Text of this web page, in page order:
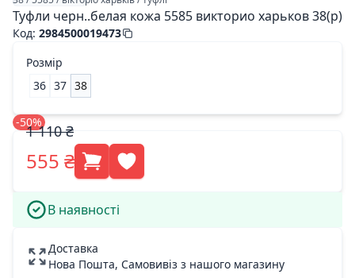
Туфли черн..белая кожа 5585 викторио харьков 38(р)
Код: 2984500019473
Розмір
36 37 38
-50%
1 110 ₴
555 ₴
В наявності
Доставка
Нова Пошта, Самовивіз з нашого магазину